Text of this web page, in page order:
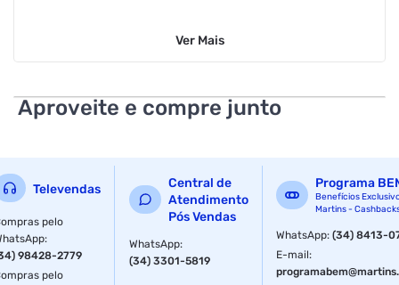
Ver Mais
Aproveite e compre junto
Televendas
pelo
:
98428-2779
pelo
Central de
Atendimento
Pós Vendas
WhatsApp:
(34) 3301-5819
Programa
Benefícios
Martins -
WhatsApp:(34) 8413-
E-mail: